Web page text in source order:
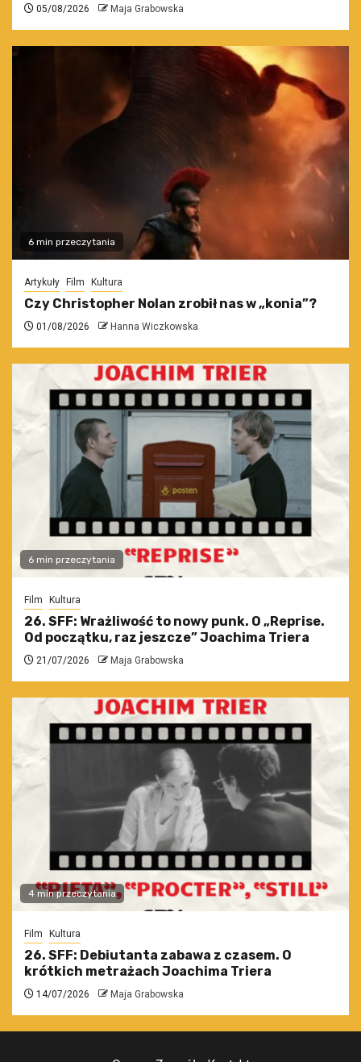
05/08/2026 Maja Grabowska
6 min przeczytania
Artykuły Film Kultura
Czy Christopher Nolan zrobił nas w „konia”?
01/08/2026 Hanna Wiczkowska
6 min przeczytania
Film Kultura
26. SFF: Wrażliwość to nowy punk. O „Reprise.
Od początku, raz jeszcze” Joachima Triera
21/07/2026 Maja Grabowska
4 min przeczytania
Film Kultura
26. SFF: Debiutanta zabawa z czasem. O
krótkich metrażach Joachima Triera
14/07/2026 Maja Grabowska